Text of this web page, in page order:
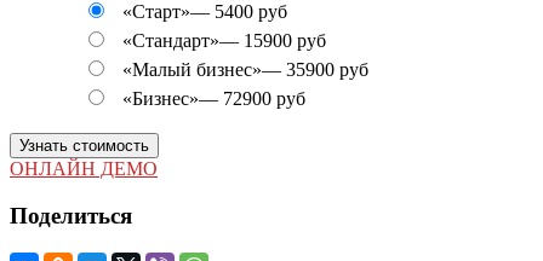
«Старт»— 5400 руб
«Стандарт»— 15900 руб
«Малый бизнес»— 35900 руб
«Бизнес»— 72900 руб
Узнать стоимость
ОНЛАЙН ДЕМО
Поделиться